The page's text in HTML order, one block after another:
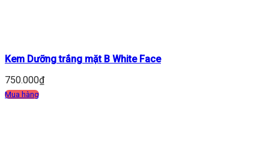
Kem Dưỡng trắng mặt B White Face
750.000₫
Mua hàng